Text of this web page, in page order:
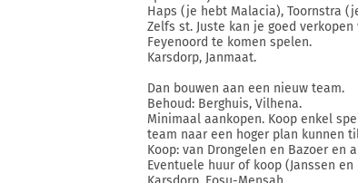
Haps (je hebt Malacia), Toornstra
Zelfs st. Juste kan je goed
Feyenoord te komen spelen.
Karsdorp, Janmaat.
Dan bouwen aan een nieuw team.
Behoud: Berghuis, Vilhena.
Minimaal aankopen. Koop enkel
team naar een hoger plan kunnen
Koop: van Drongelen en Bazoer en
Eventuele huur of koop (Janssen